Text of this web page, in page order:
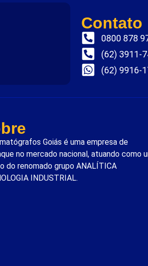
Contato
0800 878
(62) 3911-
(62) 9916-
Goiás é uma empresa de
no mercado nacional, atuando como
do renomado grupo ANALÍTICA
INDUSTRIAL.